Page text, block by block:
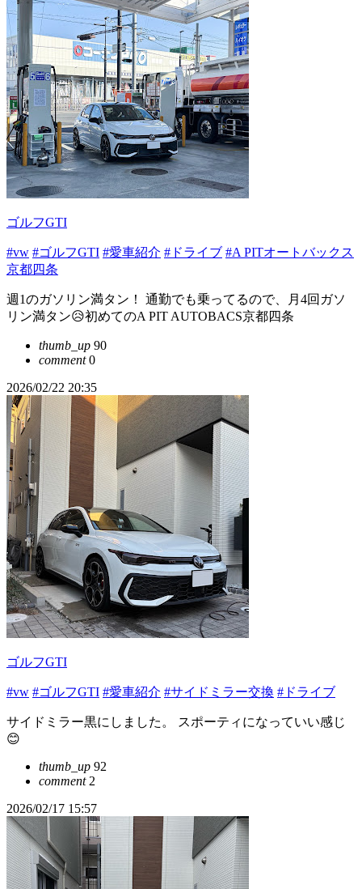
ゴルフGTI
#vw #ゴルフGTI #愛車紹介 #ドライブ #A PITオートバックス
京都四条
週1のガソリン満タン！ 通勤でも乗ってるので、月4回ガソ
リン満タン😥初めてのA PIT AUTOBACS京都四条
thumb_up 90
comment0
2026/02/22 20:35
ゴルフGTI
#vw #ゴルフGTI #愛車紹介 #サイドミラー交換 #ドライブ
サイドミラー黒にしました。 スポーティになっていい感じ
😊
thumb_up 92
comment2
2026/02/17 15:57